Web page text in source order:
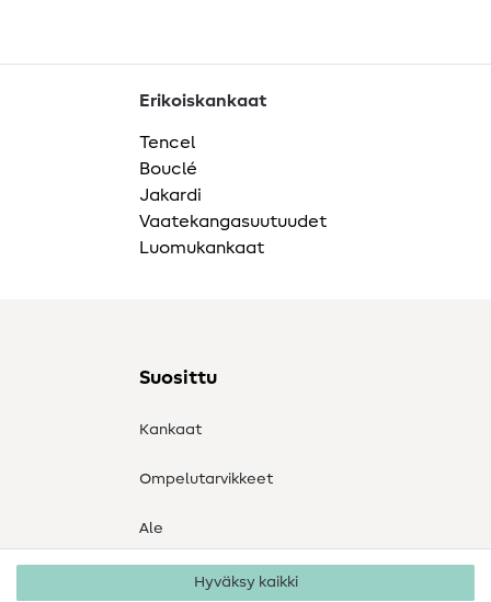
Erikoiskankaat
Tencel
Bouclé
Jakardi
Vaatekangasuutuudet
Luomukankaat
Suosittu
Kankaat
Ompelutarvikkeet
Ale
Hyväksy kaikki